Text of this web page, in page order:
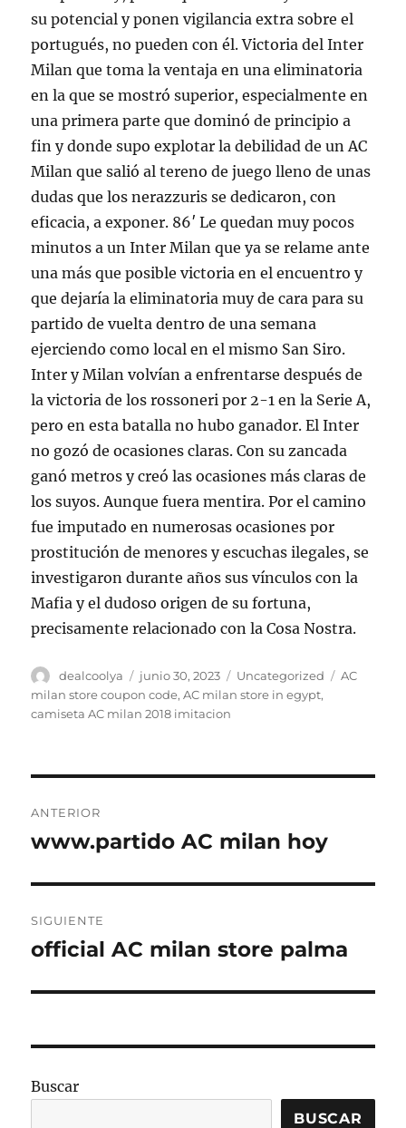
su potencial y ponen vigilancia extra sobre el
portugués, no pueden con él. Victoria del Inter
Milan que toma la ventaja en una eliminatoria
en la que se mostró superior, especialmente en
una primera parte que dominó de principio a
fin y donde supo explotar la debilidad de un AC
Milan que salió al tereno de juego lleno de unas
dudas que los nerazzuris se dedicaron, con
eficacia, a exponer. 86′ Le quedan muy pocos
minutos a un Inter Milan que ya se relame ante
una más que posible victoria en el encuentro y
que dejaría la eliminatoria muy de cara para su
partido de vuelta dentro de una semana
ejerciendo como local en el mismo San Siro.
Inter y Milan volvían a enfrentarse después de
la victoria de los rossoneri por 2-1 en la Serie A,
pero en esta batalla no hubo ganador. El Inter
no gozó de ocasiones claras. Con su zancada
ganó metros y creó las ocasiones más claras de
los suyos. Aunque fuera mentira. Por el camino
fue imputado en numerosas ocasiones por
prostitución de menores y escuchas ilegales, se
investigaron durante años sus vínculos con la
Mafia y el dudoso origen de su fortuna,
precisamente relacionado con la Cosa Nostra.
Autor
dealcoolya
Publicado
el
junio 30, 2023 Categorías
Uncategorized Etiquetas
AC
milan store coupon code,AC milan store in egypt,
camiseta AC milan 2018 imitacion
de
ANTERIOR
Entrada
www.partido AC milan hoy
SIGUIENTE
Entrada
official AC milan store palma
Buscar
BUSCAR